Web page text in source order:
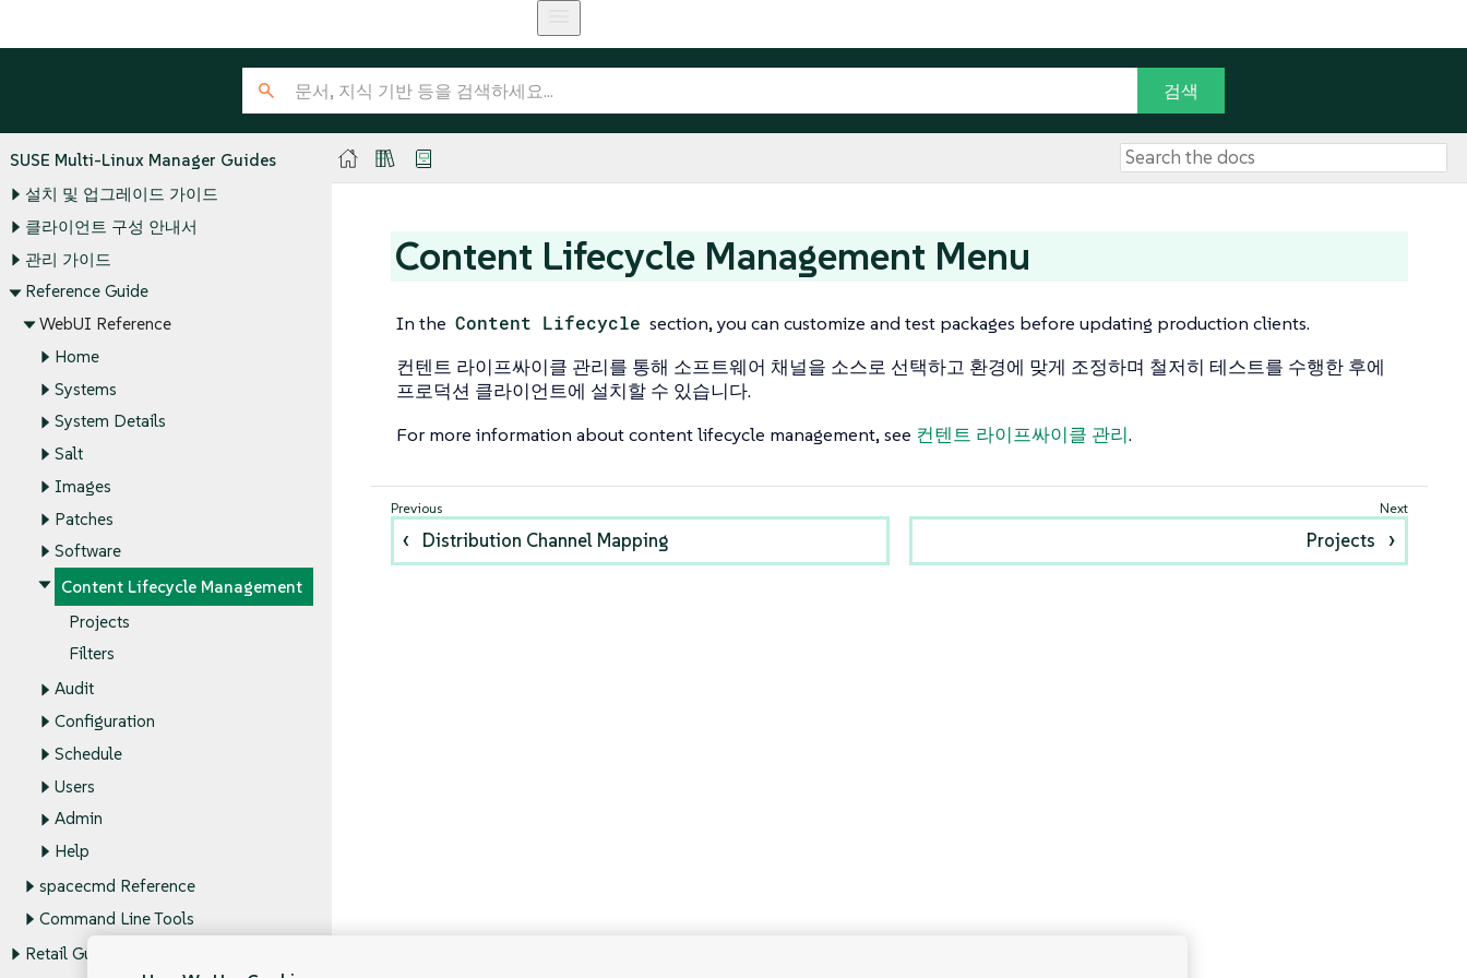
SUSE Multi-Linux Manager Guides
설치 및 업그레이드 가이드
클라이언트 구성 안내서
관리 가이드
Reference Guide
WebUI Reference
Home
Systems
System Details
Salt
Images
Patches
Software
Content Lifecycle Management
Projects
Filters
Audit
Configuration
Schedule
Users
Admin
Help
spacecmd Reference
Command Line Tools
Retail Guide
Content Lifecycle Management Menu
In the Content Lifecycle section, you can customize and test packages before updating production clients.
컨텐트 라이프싸이클 관리를 통해 소프트웨어 채널을 소스로 선택하고 환경에 맞게 조정하며 철저히 테스트를 수행한 후에
프로덕션 클라이언트에 설치할 수 있습니다.
For more information about content lifecycle management, see 컨텐트 라이프싸이클 관리.
Distribution Channel Mapping Projects